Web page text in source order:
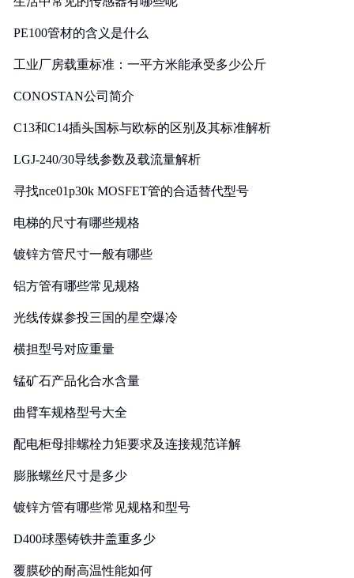
PE100管材的含义是什么
工业厂房载重标准：一平方米能承受多少公斤
CONOSTAN公司简介
C13和C14插头国标与欧标的区别及其标准解析
LGJ-240/30导线参数及载流量解析
寻找nce01p30k MOSFET管的合适替代型号
电梯的尺寸有哪些规格
镀锌方管尺寸一般有哪些
铝方管有哪些常见规格
光线传媒参投三国的星空爆冷
横担型号对应重量
锰矿石产品化合水含量
曲臂车规格型号大全
配电柜母排螺栓力矩要求及连接规范详解
膨胀螺丝尺寸是多少
镀锌方管有哪些常见规格和型号
D400球墨铸铁井盖重多少
覆膜砂的耐高温性能如何